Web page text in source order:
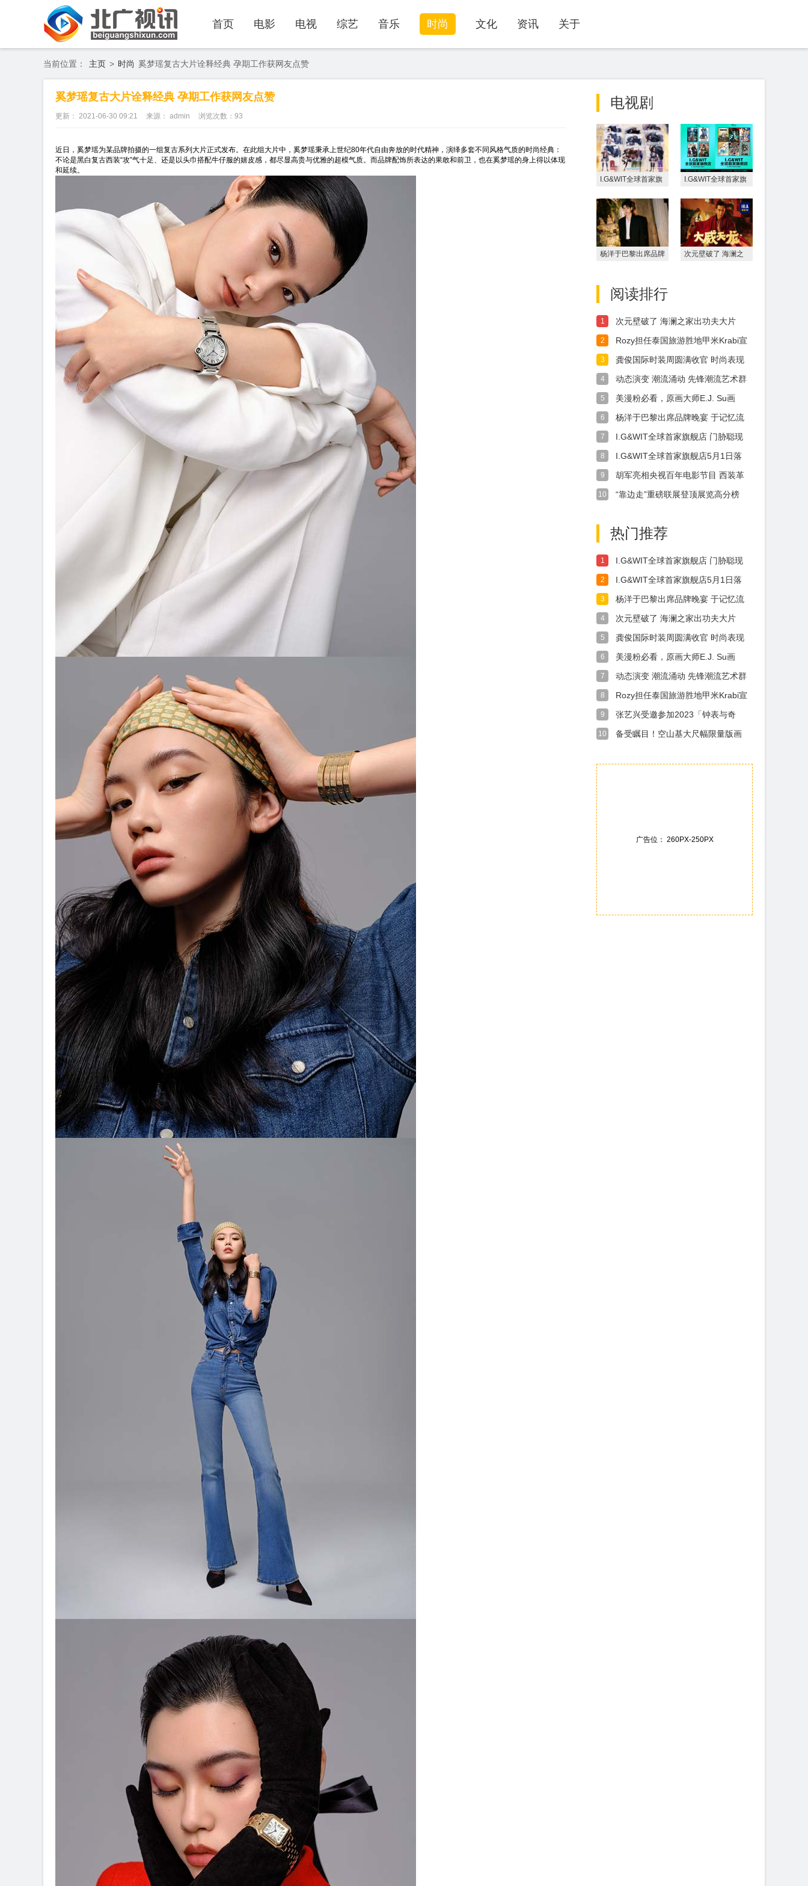
首页 电影 电视 综艺 音乐 时尚 文化 资讯 关于
当前位置： 主页 > 时尚 奚梦瑶复古大片诠释经典 孕期工作获网友点赞
奚梦瑶复古大片诠释经典 孕期工作获网友点赞
更新： 2021-06-30 09:21 来源： admin 浏览次数： 93
近日，奚梦瑶为某品牌拍摄的一组复古系列大片正式发布。在此组大片中，奚梦瑶秉承上世纪80年代自由奔放的时代精神，演绎多套不同风格气质的时尚经典：
不论是黑白复古西装“攻”气十足、还是以头巾搭配牛仔服的嬉皮感，都尽显高贵与优雅的超模气质。而品牌配饰所表达的果敢和前卫，也在奚梦瑶的身上得以体现
和延续。
电视剧
I.G&WIT全球首家旗
挂
I.G&WIT全球首家旗
海 超人气IP集结引
期待
杨洋于巴黎出席品牌
次元壁破了 海澜之
阅读排行
1
次元壁破了 海澜之家出功夫大片
龙年！
2
Rozy担任泰国旅游胜地甲米Krabi宣
3
龚俊国际时装周圆满收官 时尚表现
4
动态演变 潮流涌动 先锋潮流艺术群
里
5
美漫粉必看，原画大师E.J. Su画
6
杨洋于巴黎出席品牌晚宴 于记忆流
7
I.G&WIT全球首家旗舰店 门胁聪现
8
I.G&WIT全球首家旗舰店5月1日落
9
胡军亮相央视百年电影节目 西装革
10
“靠边走”重磅联展登顶展览高分榜
热门推荐
1
I.G&WIT全球首家旗舰店 门胁聪现
2
I.G&WIT全球首家旗舰店5月1日落
3
杨洋于巴黎出席品牌晚宴 于记忆流
4
次元壁破了 海澜之家出功夫大片
龙年！
5
龚俊国际时装周圆满收官 时尚表现
6
美漫粉必看，原画大师E.J. Su画
7
动态演变 潮流涌动 先锋潮流艺术群
里
8
Rozy担任泰国旅游胜地甲米Krabi宣
9
张艺兴受邀参加2023「钟表与奇
10
备受瞩目！空山基大尺幅限量版画
广告位： 260PX-250PX